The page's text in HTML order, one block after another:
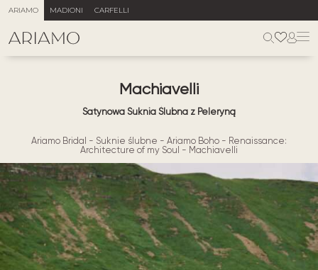
ARIAMO MADIONI CARFELLI
Machiavelli
Satynowa Suknia Ślubna z Peleryną
Ariamo Bridal - Suknie ślubne - Ariamo Boho - Renaissance:
Architecture of my Soul - Machiavelli